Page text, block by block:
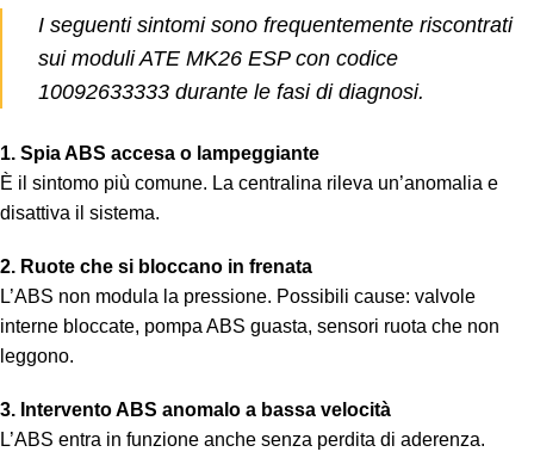
I seguenti sintomi sono frequentemente riscontrati
sui moduli ATE MK26 ESP con codice
10092633333 durante le fasi di diagnosi.
1. Spia ABS accesa o lampeggiante
È il sintomo più comune. La centralina rileva un’anomalia e
disattiva il sistema.
2. Ruote che si bloccano in frenata
L’ABS non modula la pressione. Possibili cause: valvole
interne bloccate, pompa ABS guasta, sensori ruota che non
leggono.
3. Intervento ABS anomalo a bassa velocità
L’ABS entra in funzione anche senza perdita di aderenza.